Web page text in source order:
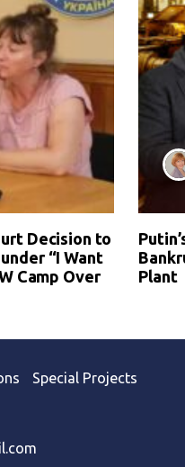
Decision to
“I Want
Camp Over
Plant
Special Projects